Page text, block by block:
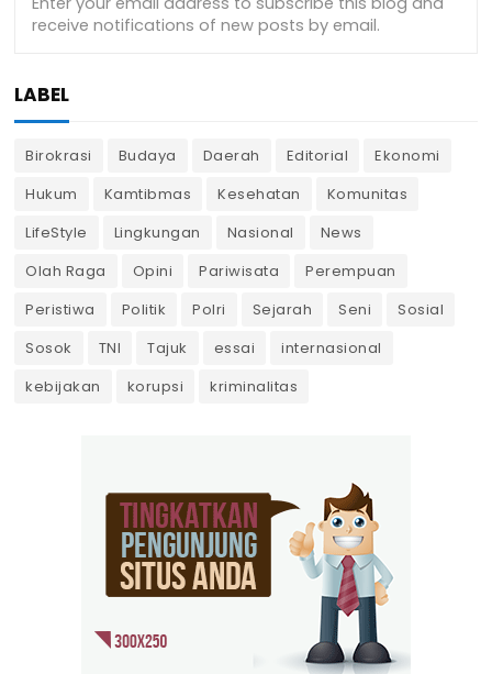
LABEL
Birokrasi Budaya Daerah Editorial
Ekonomi
Hukum
Kamtibmas Kesehatan
Komunitas
LifeStyle
Lingkungan Nasional
News
Olah Raga
Opini Pariwisata
Perempuan
Peristiwa
Politik Polri Sejarah Seni
Sosial
Sosok
TNI Tajuk essai
internasional
kebijakan
korupsi kriminalitas